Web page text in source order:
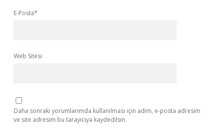
E-Posta*
Web Sitesi
Daha sonraki yorumlarımda kullanılması için adım, e-posta adresim
ve site adresim bu tarayıcıya kaydedilsin.